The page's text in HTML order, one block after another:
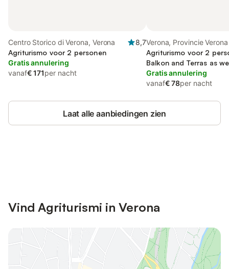
Centro Storico di Verona, Verona
8,7
Agriturismo voor 2 personen
Gratis annulering
vanaf€ 171per nacht
Verona, Provincie Verona
Agriturismo voor 2
Balkon and Terras as
Zwembad
Gratis annulering
vanaf€ 78per nacht
Laat alle aanbiedingen zien
Vind Agriturismi in Verona